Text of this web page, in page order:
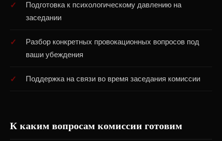
Подготовка к психологическому давлению на
заседании
Разбор конкретных провокационных вопросов под
ваши убеждения
Поддержка на связи во время заседания комиссии
К каким вопросам комиссии готовим